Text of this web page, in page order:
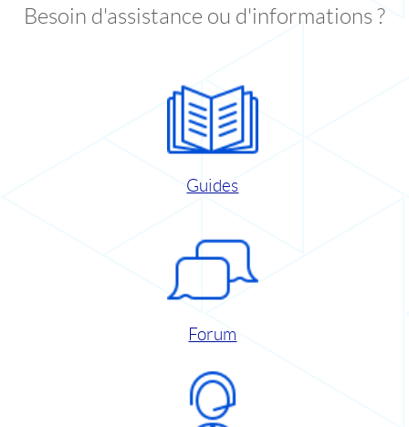
Besoin d'assistance ou d'informations ?
Guides
Forum